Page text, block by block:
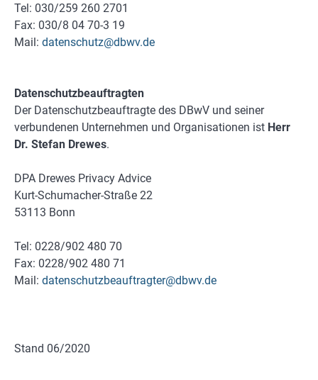
Tel: 030/259 260 2701
Fax: 030/8 04 70-3 19
Mail: datenschutz@dbwv.de
Datenschutzbeauftragten
Der Datenschutzbeauftragte des DBwV und seiner
verbundenen Unternehmen und Organisationen ist Herr
Dr. Stefan Drewes.
DPA Drewes Privacy Advice
Kurt-Schumacher-Straße 22
53113 Bonn
Tel: 0228/902 480 70
Fax: 0228/902 480 71
Mail: datenschutzbeauftragter@dbwv.de
Stand 06/2020